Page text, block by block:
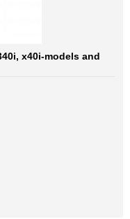
x40i-models and